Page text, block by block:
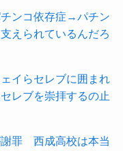
ンコ依存症→パチン
えられているんだろ
イらセレブに囲まれ
レブを崇拝するの止
謝罪 西成高校は本当